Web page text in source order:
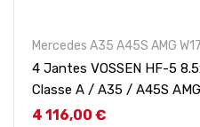
Mercedes A35 A45S AMG
4 Jantes VOSSEN HF-5
Classe A / A35 / A45S AMG
Prix
4 116,00 €